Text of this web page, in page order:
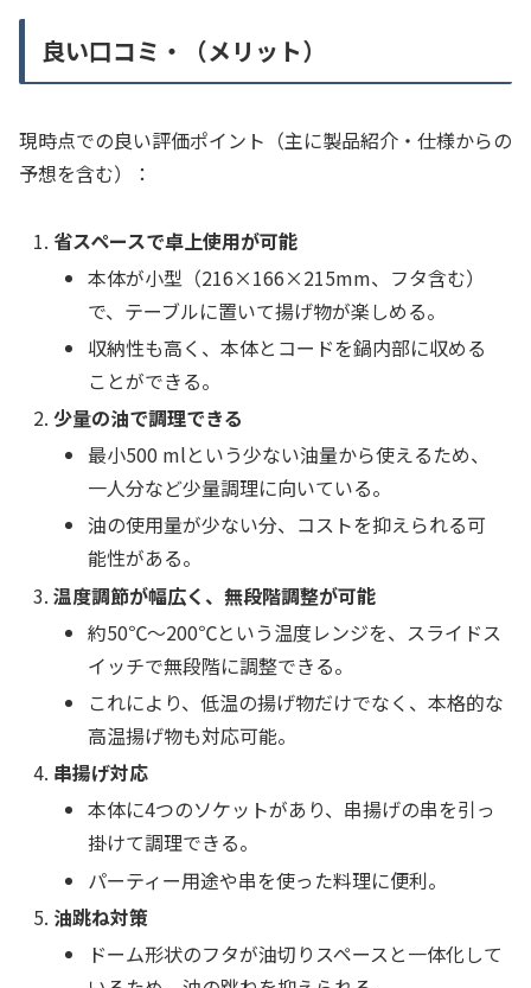
良い口コミ・（メリット）
現時点での良い評価ポイント（主に製品紹介・仕様からの
予想を含む）：
省スペースで卓上使用が可能
本体が小型（216×166×215mm、フタ含む）
で、テーブルに置いて揚げ物が楽しめる。
収納性も高く、本体とコードを鍋内部に収める
ことができる。
少量の油で調理できる
最小500 mlという少ない油量から使えるため、
一人分など少量調理に向いている。
油の使用量が少ない分、コストを抑えられる可
能性がある。
温度調節が幅広く、無段階調整が可能
約50℃～200℃という温度レンジを、スライドス
イッチで無段階に調整できる。
これにより、低温の揚げ物だけでなく、本格的な
高温揚げ物も対応可能。
串揚げ対応
本体に4つのソケットがあり、串揚げの串を引っ
掛けて調理できる。
パーティー用途や串を使った料理に便利。
油跳ね対策
ドーム形状のフタが油切りスペースと一体化して